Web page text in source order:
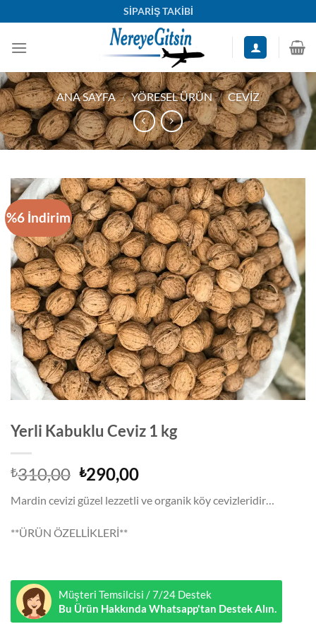
atla
SİPARİŞ TAKİBİ
ANA SAYFA / YÖRESEL ÜRÜN / CEVIZ
%6 İndirim
Yerli Kabuklu Ceviz 1 kg
₺310,00 Orijinal
fiyat:
₺310,00.
₺290,00Şu
fiyat:
Mardin cevizi güzel lezzetli ve organik köy cevizleridir…
**ÜRÜN ÖZELLİKLERİ**
Müşteri Temsilcisi / 7/24 Destek
Bu Ürün Hakkında Whatsapp'tan Destek Alın.